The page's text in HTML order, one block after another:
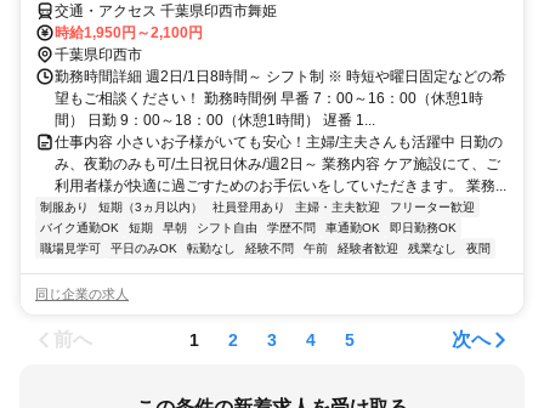
交通・アクセス 千葉県印西市舞姫
時給1,950円～2,100円
千葉県印西市
勤務時間詳細 週2日/1日8時間～ シフト制 ※ 時短や曜日固定などの希
望もご相談ください！ 勤務時間例 早番 7：00～16：00（休憩1時
間） 日勤 9：00～18：00（休憩1時間） 遅番 1...
仕事内容 小さいお子様がいても安心！主婦/主夫さんも活躍中 日勤の
み、夜勤のみも可/土日祝日休み/週2日～ 業務内容 ケア施設にて、ご
利用者様が快適に過ごすためのお手伝いをしていただきます。 業務...
制服あり 短期（3ヵ月以内） 社員登用あり 主婦・主夫歓迎
フリーター歓迎
バイク通勤OK
短期 早朝 シフト自由 学歴不問 車通勤OK
即日勤務OK
職場見学可
平日のみOK 転勤なし 経験不問 午前 経験者歓迎 残業なし 夜間
同じ企業の求人
前へ 1 2 3 4 5 次へ